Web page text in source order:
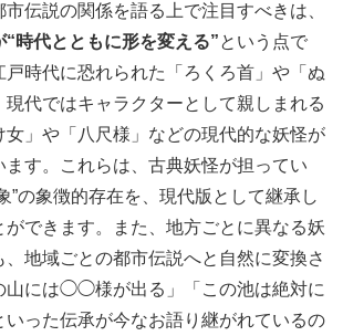
伝説の関係を語る上で注目すべきは、
時代とともに形を変える”という点で
戸時代に恐れられた「ろくろ首」や「ぬ
現代ではキャラクターとして親しまれる
女」や「八尺様」などの現代的な妖怪が
ます。これらは、古典妖怪が担ってい
”の象徴的存在を、現代版として継承し
ができます。また、地方ごとに異なる妖
地域ごとの都市伝説へと自然に変換さ
山には◯◯様が出る」「この池は絶対に
いった伝承が今なお語り継がれているの